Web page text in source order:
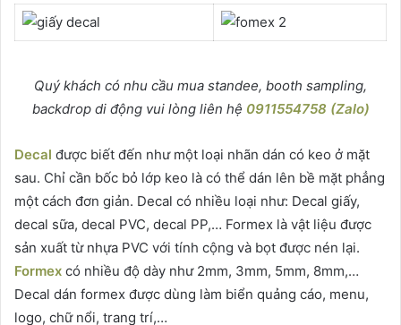
Quý khách có nhu cầu mua standee, booth sampling,
backdrop di động vui lòng liên hệ 0911554758 (Zalo)
Decal được biết đến như một loại nhãn dán có keo ở mặt
sau. Chỉ cần bốc bỏ lớp keo là có thể dán lên bề mặt phẳng
một cách đơn giản. Decal có nhiều loại như: Decal giấy,
decal sữa, decal PVC, decal PP,… Formex là vật liệu được
sản xuất từ nhựa PVC với tính cộng và bọt được nén lại.
Formex có nhiều độ dày như 2mm, 3mm, 5mm, 8mm,…
Decal dán formex được dùng làm biển quảng cáo, menu,
logo, chữ nổi, trang trí,…